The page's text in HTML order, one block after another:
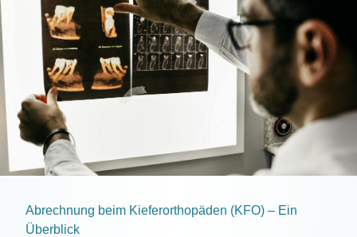
Abrechnung beim Kieferorthopäden (KFO) – Ein
Überblick